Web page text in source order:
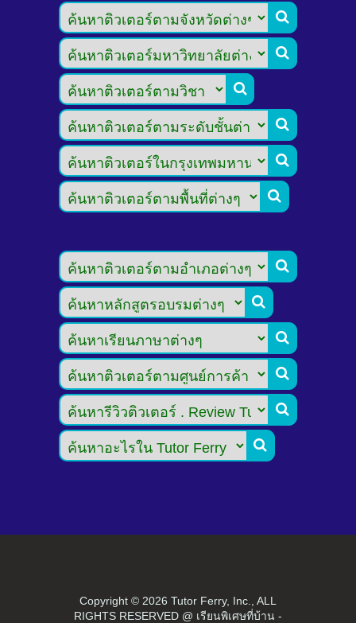












Copyright © 2026 Tutor Ferry, Inc., ALL
RIGHTS RESERVED @ เรียนพิเศษที่บ้าน -